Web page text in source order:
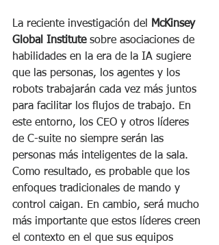
La reciente investigación del
McKinsey
Global Institute sobre asociaciones de
habilidades en la era de la IA sugiere
que las personas, los agentes y los
robots trabajarán cada vez más juntos
para facilitar los flujos de trabajo. En
este entorno, los CEO y otros líderes
de C-suite no siempre serán las
personas más inteligentes de la sala.
Como resultado, es probable que los
enfoques tradicionales de mando y
control caigan. En cambio, será mucho
más importante que estos líderes creen
el contexto en el que sus equipos